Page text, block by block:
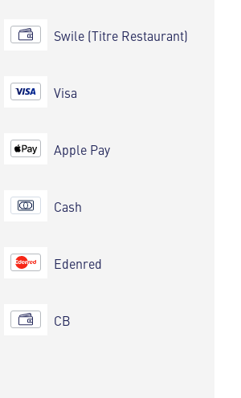
Swile (Titre Restaurant)
Visa
Apple Pay
Cash
Edenred
CB